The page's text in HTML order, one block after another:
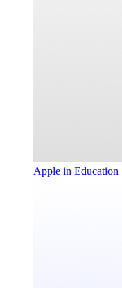
Apple in Education